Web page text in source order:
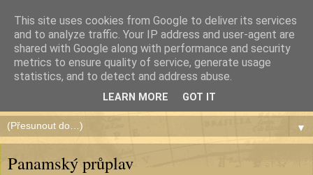
Čundr de América
▼
Panamský průplav
This site uses cookies from Google to deliver its services
and to analyze traffic. Your IP address and user-agent are
shared with Google along with performance and security
metrics to ensure quality of service, generate usage
statistics, and to detect and address abuse.
LEARN MORE GOT IT